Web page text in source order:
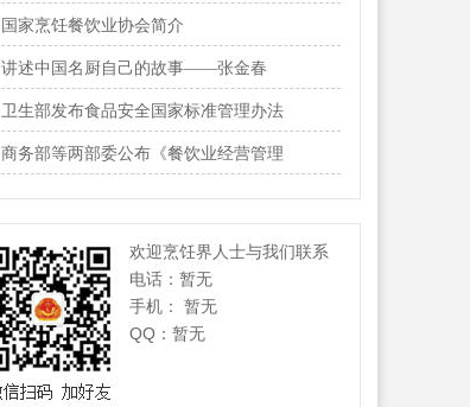
国家烹饪餐饮业协会简介
讲述中国名厨自己的故事——张金春
卫生部发布食品安全国家标准管理办法
商务部等两部委公布《餐饮业经营管理
欢迎烹饪界人士与我们联系
电话：暂无
手机： 暂无
QQ：暂无